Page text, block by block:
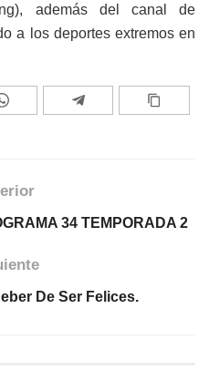
además del canal de
a los deportes extremos en
34 TEMPORADA 2
De Ser Felices.